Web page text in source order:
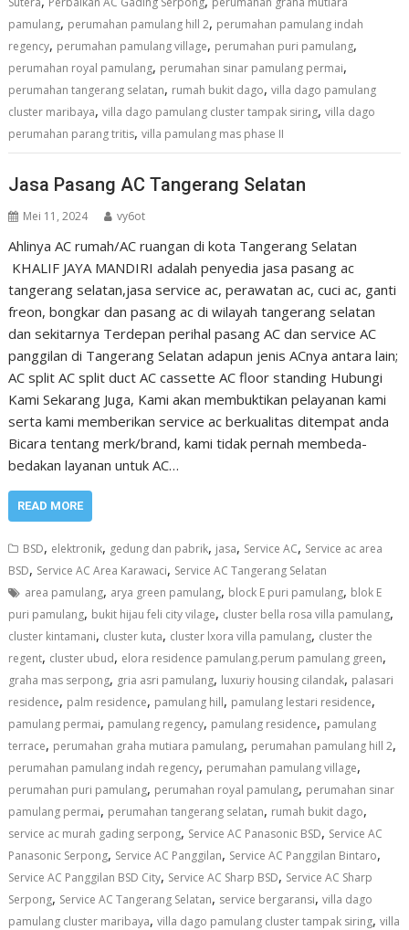
pamulang, perumahan pamulang hill 2, perumahan pamulang indah
regency, perumahan pamulang village, perumahan puri pamulang,
perumahan royal pamulang, perumahan sinar pamulang permai,
perumahan tangerang selatan, rumah bukit dago,villa dago pamulang
cluster maribaya,villa dago pamulang cluster tampak siring,villa dago
perumahan parang tritis,villa pamulang mas phase II
Jasa Pasang AC Tangerang Selatan
Mei 11, 2024 vy6ot
Ahlinya AC rumah/AC ruangan di kota Tangerang Selatan
KHALIF JAYA MANDIRI adalah penyedia jasa pasang ac
tangerang selatan,jasa service ac, perawatan ac, cuci ac, ganti
freon, bongkar dan pasang ac di wilayah tangerang selatan
dan sekitarnya Terdepan perihal pasang AC dan service AC
panggilan di Tangerang Selatan adapun jenis ACnya antara lain;
AC split AC split duct AC cassette AC floor standing Hubungi
Kami Sekarang Juga, Kami akan membuktikan pelayanan kami
serta kami memberikan service ac berkualitas ditempat anda
Bicara tentang merk/brand, kami tidak pernah membeda-
bedakan layanan untuk AC…
READ MORE
BSD, elektronik, gedung dan pabrik, jasa, Service AC, Service ac area
BSD, Service AC Area Karawaci, Service AC Tangerang Selatan
area pamulang, arya green pamulang, block E puri pamulang, blok E
puri pamulang, bukit hijau feli city vilage, cluster bella rosa villa pamulang,
cluster kintamani, cluster kuta, cluster lxora villa pamulang, cluster the
regent, cluster ubud, elora residence pamulang.perum pamulang green,
graha mas serpong, gria asri pamulang, luxuriy housing cilandak, palasari
residence, palm residence, pamulang hill, pamulang lestari residence,
pamulang permai, pamulang regency, pamulang residence, pamulang
terrace, perumahan graha mutiara pamulang, perumahan pamulang hill 2,
perumahan pamulang indah regency, perumahan pamulang village,
perumahan puri pamulang, perumahan royal pamulang, perumahan sinar
pamulang permai, perumahan tangerang selatan, rumah bukit dago,
service ac murah gading serpong, Service AC Panasonic BSD, Service AC
Panasonic Serpong, Service AC Panggilan, Service AC Panggilan Bintaro,
Service AC Panggilan BSD City, Service AC Sharp BSD, Service AC Sharp
Serpong, Service AC Tangerang Selatan, service bergaransi,villa dago
pamulang cluster maribaya,villa dago pamulang cluster tampak siring,villa